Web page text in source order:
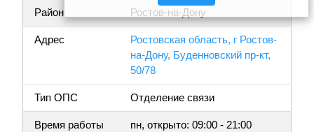
Район Ростов-на-Дону
Адрес
Ростовская область, г Ростов-
на-Дону, Буденновский пр-кт,
50/78
Тип ОПС Отделение связи
Время работы
пн, открыто: 09:00 - 21:00